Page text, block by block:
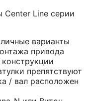
варианты
привода
препятствуют
/ вал расположен